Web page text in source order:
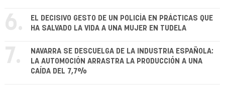
6.
EL DECISIVO GESTO DE UN POLICÍA EN PRÁCTICAS QUE
HA SALVADO LA VIDA A UNA MUJER EN TUDELA
7.
NAVARRA SE DESCUELGA DE LA INDUSTRIA ESPAÑOLA:
LA AUTOMOCIÓN ARRASTRA LA PRODUCCIÓN A UNA
CAÍDA DEL 7,7%